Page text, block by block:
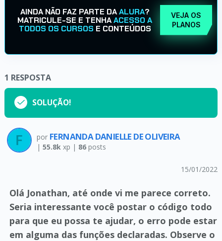
AINDA NÃO FAZ PARTE DAALURA?
MATRICULE-SE E TENHAACESSO A
TODOS OS CURSOS E CONTEÚDOS
VEJA OS
PLANOS
1 RESPOSTA
SOLUÇÃO!
por FERNANDA DANIELLE DE OLIVEIRA
| 55.8kxp | 86posts
15/01/2022
Olá Jonathan, até onde vi me parece correto.
Seria interessante você postar o código todo
para que eu possa te ajudar, o erro pode estar
em alguma das funções declaradas. Observe o